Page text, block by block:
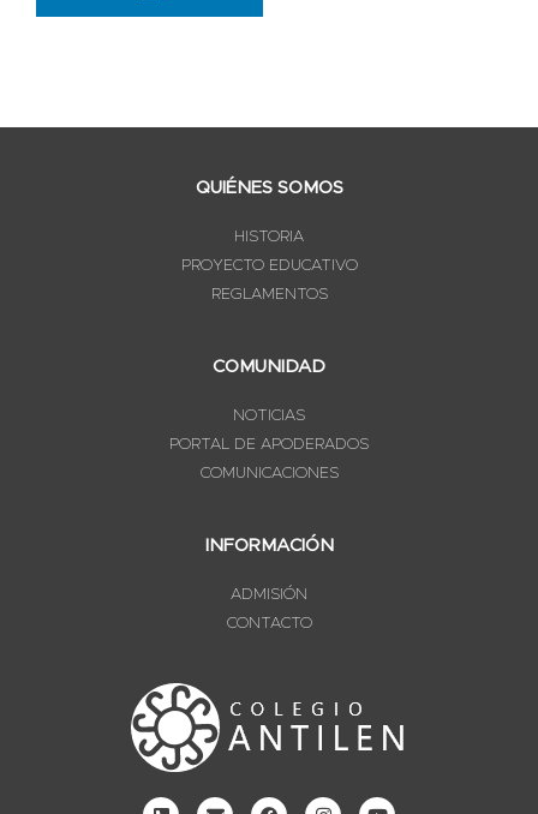
QUIÉNES SOMOS
HISTORIA
PROYECTO EDUCATIVO
REGLAMENTOS
COMUNIDAD
NOTICIAS
PORTAL DE APODERADOS
COMUNICACIONES
INFORMACIÓN
ADMISIÓN
CONTACTO